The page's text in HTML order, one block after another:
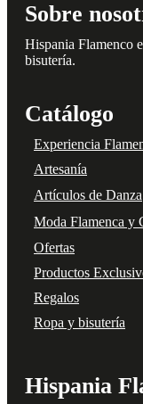
Sobre
Hispania Flamenco
bisutería.
Catálogo
Experiencia
Artesanía
Artículos de Danza
Moda Flamenca y
Ofertas
Productos
Regalos
Ropa y bisutería
Hispania